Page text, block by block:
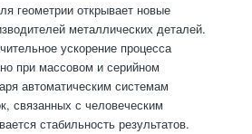
геометрии открывает новые
металлических деталей.
ускорение процесса
при массовом и серийном
автоматическим системам
связанных с человеческим
стабильность результатов.